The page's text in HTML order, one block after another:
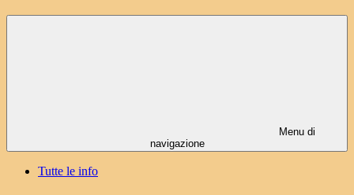
Menu di
navigazione
Tutte le info